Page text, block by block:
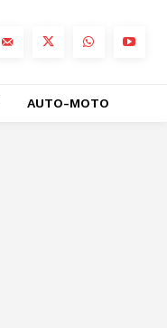
AUTO-MOTO